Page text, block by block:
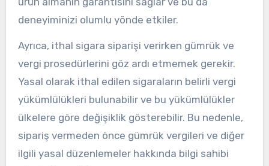
deneyiminizi olumlu yönde etkiler.
Ayrıca, ithal sigara siparişi verirken gümrük ve
vergi prosedürlerini göz ardı etmemek gerekir.
Yasal olarak ithal edilen sigaraların belirli vergi
yükümlülükleri bulunabilir ve bu yükümlülükler
ülkelere göre değişiklik gösterebilir. Bu nedenle,
sipariş vermeden önce gümrük vergileri ve diğer
ilgili yasal düzenlemeler hakkında bilgi sahibi